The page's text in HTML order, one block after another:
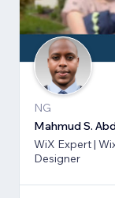
NG
Mahmud S.
WiX Expert |
Designer